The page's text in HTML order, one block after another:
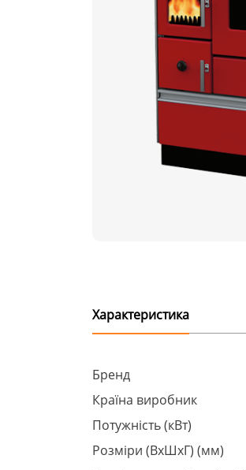
Характеристика
Бренд
Країна виробник
Потужність (кВт)
Розміри (ВхШхГ) (мм)